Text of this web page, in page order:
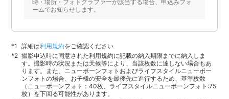
時・場所・フォトグラファーが該当する場合、申込みフォ
ームでお知らせします。
詳細は利用規約をご確認ください
撮影申込時に同意された利用規約に記載の納入期限までに納入しま
す。撮影時の状況または天候等により、当該枚数に達しない場合もあ
ります。また、ニューボーンフォトおよびライフスタイルニューボー
ンフォトの場合、お子様の安全を最優先に進行するため、基準枚数
（ニューボーンフォト：40枚、ライフスタイルニューボーンフォト:75
枚）を下回る可能性があります。